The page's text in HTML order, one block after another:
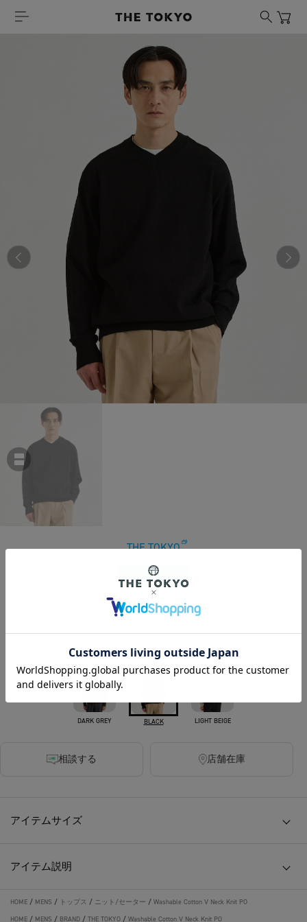
THE TOKYO
Washable Cotton V Neck Knit PO
￥29,700
270ポイント付与
カラー
DARK GREY BLACK LIGHT BEIGE
相談する 店舗在庫
アイテムサイズ
アイテム説明
HOME / MENS / トップス / ニット/セーター / Washable Cotton V Neck Knit PO
HOME / MENS / BRAND / THE TOKYO / Washable Cotton V Neck Knit PO